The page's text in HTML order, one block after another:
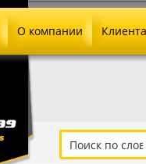
О компании
Как